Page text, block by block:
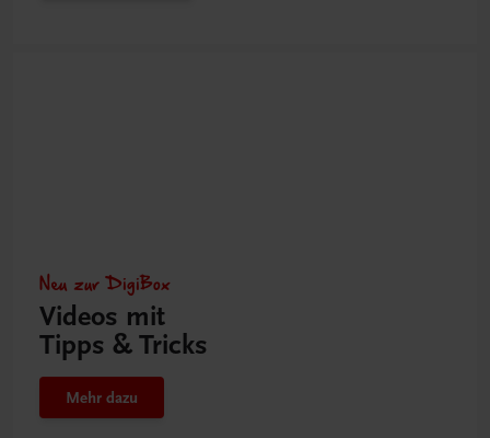
Neu zur DigiBox
Videos mit
Tipps & Tricks
Mehr dazu